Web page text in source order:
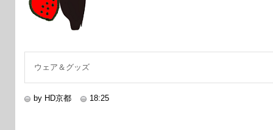
ウェア＆グッズ
by HD京都 18:25